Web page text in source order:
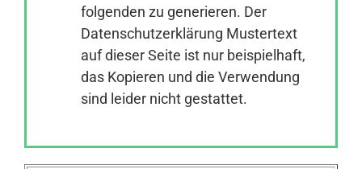
Anmelden
folgenden zu generieren. Der
Datenschutzerklärung Mustertext
auf dieser Seite ist nur beispielhaft,
das Kopieren und die Verwendung
sind leider nicht gestattet.